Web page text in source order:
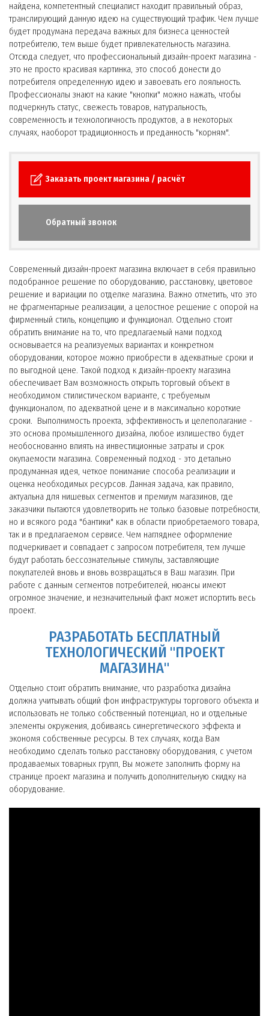
найдена, компетентный специалист находит правильный образ,
транслирующий данную идею на существующий трафик. Чем лучше
будет продумана передача важных для бизнеса ценностей
потребителю, тем выше будет привлекательность магазина.
Отсюда следует, что профессиональный дизайн-проект магазина -
это не просто красивая картинка, это способ донести до
потребителя определенную идею и завоевать его лояльность.
Профессионалы знают на какие "кнопки" можно нажать, чтобы
подчеркнуть статус, свежесть товаров, натуральность,
современность и технологичность продуктов, а в некоторых
случаях, наоборот традиционность и преданность "корням".
Заказать проект магазина / расчёт
Обратный звонок
Современный дизайн-проект магазина включает в себя правильно
подобранное решение по оборудованию, расстановку, цветовое
решение и вариации по отделке магазина. Важно отметить, что это
не фрагментарные реализации, а целостное решение с опорой на
фирменный стиль, концепцию и функционал. Отдельно стоит
обратить внимание на то, что предлагаемый нами подход
основывается на реализуемых вариантах и конкретном
оборудовании, которое можно приобрести в адекватные сроки и
по выгодной цене. Такой подход к дизайн-проекту магазина
обеспечивает Вам возможность открыть торговый объект в
необходимом стилистическом варианте, с требуемым
функционалом, по адекватной цене и в максимально короткие
сроки. Выполнимость проекта, эффективность и целеполагание -
это основа промышленного дизайна, любое излишество будет
необоснованно влиять на инвестиционные затраты и срок
окупаемости магазина. Современный подход - это детально
продуманная идея, четкое понимание способа реализации и
оценка необходимых ресурсов. Данная задача, как правило,
актуальна для нишевых сегментов и премиум магазинов, где
заказчики пытаются удовлетворить не только базовые потребности,
но и всякого рода "бантики" как в области приобретаемого товара,
так и в предлагаемом сервисе. Чем нагляднее оформление
подчеркивает и совпадает с запросом потребителя, тем лучше
будут работать бессознательные стимулы, заставляющие
покупателей вновь и вновь возвращаться в Ваш магазин. При
работе с данным сегментов потребителей, нюансы имеют
огромное значение, и незначительный факт может испортить весь
проект.
РАЗРАБОТАТЬ БЕСПЛАТНЫЙ
ТЕХНОЛОГИЧЕСКИЙ "ПРОЕКТ
МАГАЗИНА"
Отдельно стоит обратить внимание, что разработка дизайна
должна учитывать общий фон инфраструктуры торгового объекта и
использовать не только собственный потенциал, но и отдельные
элементы окружения, добиваясь синергетического эффекта и
экономя собственные ресурсы. В тех случаях, когда Вам
необходимо сделать только расстановку оборудования, с учетом
продаваемых товарных групп, Вы можете заполнить форму на
странице проект магазина и получить дополнительную скидку на
оборудование.